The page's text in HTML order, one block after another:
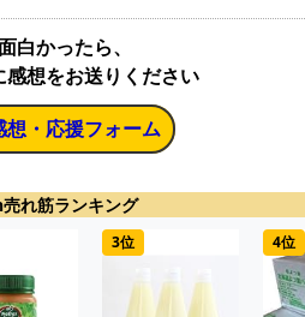
白かったら、
感想をお送りください
想・応援フォーム
れ筋ランキング
3位 4位